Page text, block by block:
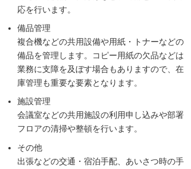
応を行います。
備品管理
複合機などの共用設備や用紙・トナーなどの
備品を管理します。コピー用紙の欠品などは
業務に支障を及ぼす場合もありますので、在
庫管理も重要な要素となります。
施設管理
会議室などの共用施設の利用申し込みや部署
フロアの清掃や整頓を行います。
その他
出張などの交通・宿泊手配、あいさつ時の手